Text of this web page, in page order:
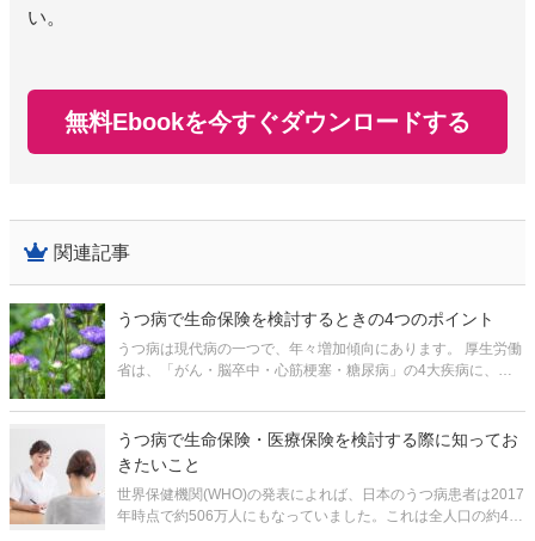
い。
無料Ebookを今すぐダウンロードする
関連記事
うつ病で生命保険を検討するときの4つのポイント
うつ病は現代病の一つで、年々増加傾向にあります。 厚生労働
省は、「がん・脳卒中・心筋梗塞・糖尿病」の4大疾病に、新
しました。 うつ病かどうかの判断は難しく、症状にもいろいろ
あります。
うつ病で生命保険・医療保険を検討する際に知ってお
きたいこと
世界保健機関(WHO)の発表によれば、日本のうつ病患者は2017
年時点で約506万人にもなっていました。これは全人口の約4%